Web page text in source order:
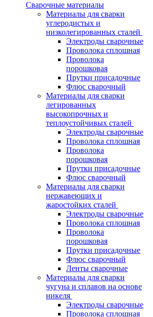
Сварочные материалы
Материалы для сварки
углеродистых и
низколегированных сталей
Электроды сварочные
Проволока сплошная
Проволока
порошковая
Прутки присадочные
Флюс сварочный
Материалы для сварки
легированных
высокопрочных и
теплоустойчивых сталей
Электроды сварочные
Проволока сплошная
Проволока
порошковая
Прутки присадочные
Флюс сварочный
Материалы для сварки
нержавеющих и
жаростойких сталей
Электроды сварочные
Проволока сплошная
Проволока
порошковая
Прутки присадочные
Флюс сварочный
Ленты сварочные
Материалы для сварки
чугуна и сплавов на основе
никеля
Электроды сварочные
Проволока сплошная